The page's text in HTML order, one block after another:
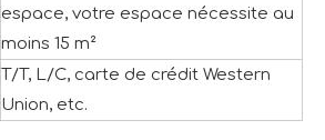
espace, votre espace nécessite au
moins 15 m²
T/T, L/C, carte de crédit Western
Union, etc.